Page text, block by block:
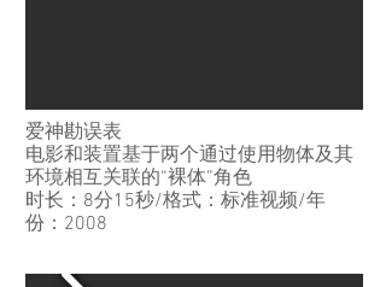
爱神勘误表
电影和装置基于两个通过使用物体及其
环境相互关联的“裸体”角色
时长：8分15秒/格式：标准视频/年
份：2008